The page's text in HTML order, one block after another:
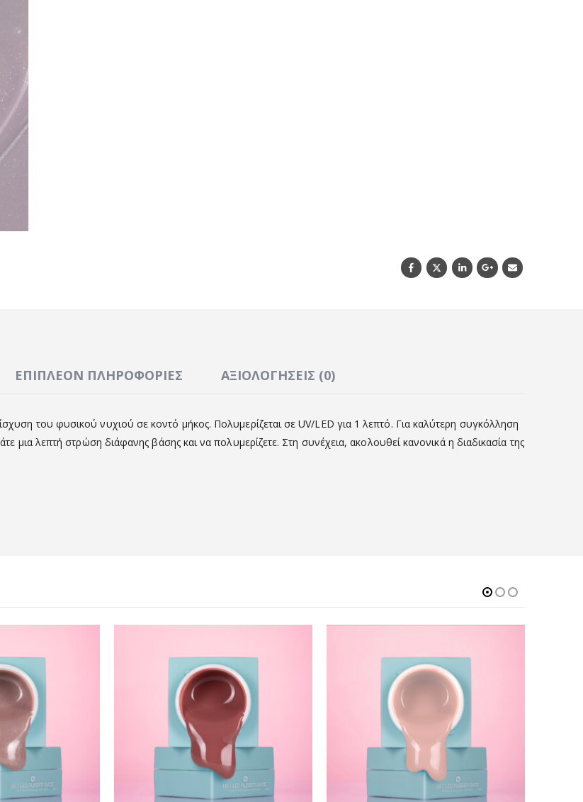
ΕΠΙΠΛΈΟΝ ΠΛΗΡΟΦΟΡΊΕΣ ΑΞΙΟΛΟΓΉΣΕΙΣ (0)
του φυσικού νυχιού σε κοντό μήκος. Πολυμερίζεται σε UV/LED για 1 λεπτό. Για καλύτερη συγκόλληση
μια λεπτή στρώση διάφανης βάσης και να πολυμερίζετε. Στη συνέχεια, ακολουθεί κανονικά η διαδικασία της